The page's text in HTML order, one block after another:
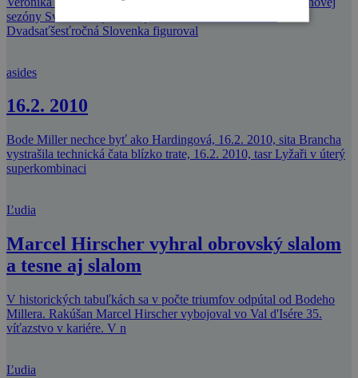
sezóny Svetového pohára zjazdárok vo fínskom Levi.
Dvadsaťšesťročná Slovenka figuroval
asides
16.2. 2010
Bode Miller nechce byť ako Hardingová, 16.2. 2010, sita Brancha
vystrašila technická čata blízko trate, 16.2. 2010, tasr Lyžaři v úterý
superkombinaci
Ľudia
Marcel Hirscher vyhral obrovský slalom
a tesne aj slalom
V historických tabuľkách sa v počte triumfov odpútal od Bodeho
Millera. Rakúšan Marcel Hirscher vybojoval vo Val d'Isére 35.
víťazstvo v kariére. V n
Ľudia